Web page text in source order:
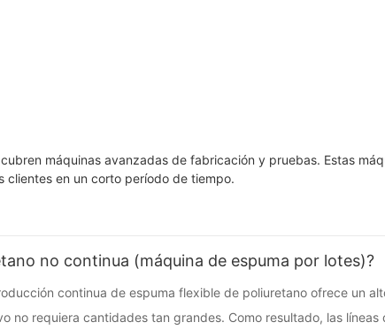
máquinas avanzadas de fabricación y pruebas. Estas
clientes en un corto período de tiempo.
no continua (máquina de espuma por lotes)?
continua de espuma flexible de poliuretano ofrece un
no requiera cantidades tan grandes. Como resultado, las líneas